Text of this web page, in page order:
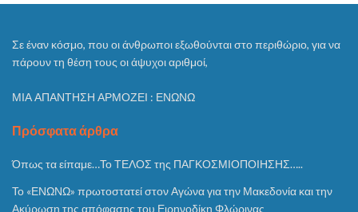
Σε έναν κόσμο, που οι άνθρωποι εξωθούνται στο περιθώριο, για να
πάρουν τη θέση τους οι άψυχοι αριθμοί,
ΜΙΑ ΑΠΑΝΤΗΣΗ ΑΡΜΟΖΕΙ : ΕΝΩΝΩ
Πρόσφατα άρθρα
Όπως τα είπαμε…Το ΤΕΛΟΣ της ΠΑΓΚΟΣΜΙΟΠΟΙΗΣΗΣ…..
Το «ΕΝΩΝΩ» πρωτοστατεί στον Αγώνα για την Μακεδονία και την
Ακύρωση της απόφασης του Ειρηνοδίκη Φλώρινας